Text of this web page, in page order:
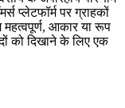
प्लेटफॉर्म पर ग्राहकों
आकार या रूप
को दिखाने के लिए एक